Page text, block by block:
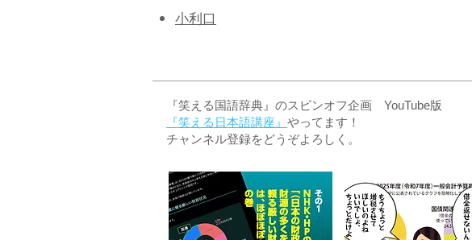
小利口
『笑える国語辞典』のスピンオフ企画 YouTube版
『笑える日本語講座』 やってます！
チャンネル登録をどうぞよろしく。